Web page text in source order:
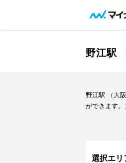
野江駅
野江駅 （大
ができます
選択エリ